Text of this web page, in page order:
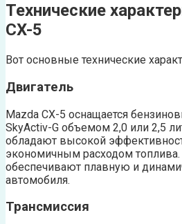
Технические
CX-5
Вот основные технические
Двигатель
Mazda CX-5 оснащается
SkyActiv-G объемом 2,0 или 2,5
обладают высокой
экономичным расходом
обеспечивают плавную и
автомобиля.
Трансмиссия